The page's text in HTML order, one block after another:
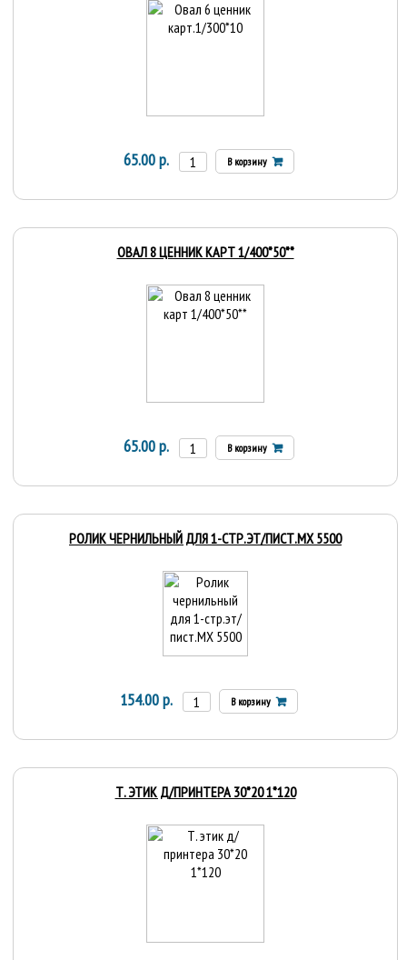
65.00 р. В корзину
ОВАЛ 8 ЦЕННИК КАРТ 1/400*50**
65.00 р. В корзину
РОЛИК ЧЕРНИЛЬНЫЙ ДЛЯ 1-СТР.ЭТ/ПИСТ.МХ 5500
154.00 р. В корзину
Т. ЭТИК Д/ПРИНТЕРА 30*20 1*120